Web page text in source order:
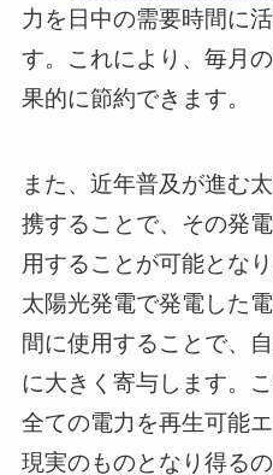
力を日中の需要時間に
す。これにより、毎月
果的に節約できます。
また、近年普及が進む
携することで、その発
用することが可能とな
太陽光発電で発電した
間に使用することで、
に大きく寄与します。
全ての電力を再生可能
現実のものとなり得るの